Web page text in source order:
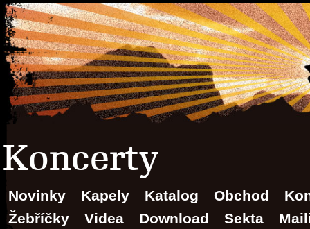
Koncerty
Novinky Kapely Katalog Obchod
Žebříčky
Videa Download Sekta